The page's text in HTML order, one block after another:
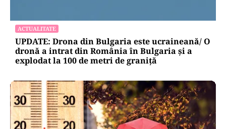
ACTUALITATE
UPDATE: Drona din Bulgaria este ucraineană/ O
dronă a intrat din România în Bulgaria şi a
explodat la 100 de metri de graniţă